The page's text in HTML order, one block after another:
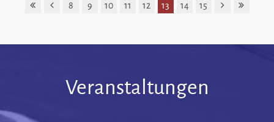
8 9 10 11 12 13 14 15
Veranstaltungen